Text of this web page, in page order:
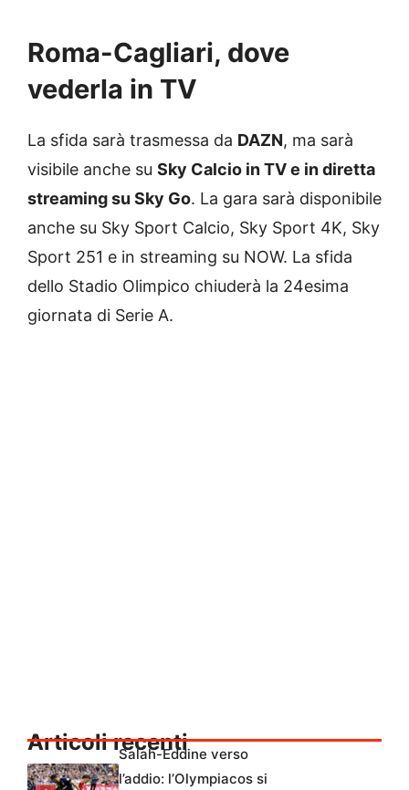
Roma-Cagliari, dove
vederla in TV
La sfida sarà trasmessa da DAZN, ma sarà
visibile anche su Sky Calcio in TV e in diretta
streaming su Sky Go. La gara sarà disponibile
anche su Sky Sport Calcio, Sky Sport 4K, Sky
Sport 251 e in streaming su NOW. La sfida
dello Stadio Olimpico chiuderà la 24esima
giornata di Serie A.
Articoli recenti
Salah-Eddine verso
l’addio: l’Olympiacos si